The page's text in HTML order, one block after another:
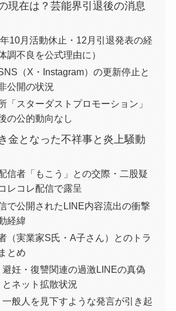
現在は？芸能界引退後の消息
10月活動休止・12月引退発表の経
調不良を公式理由に）
（X・Instagram）の更新停止と
公開の状況
「スターダストプロモーション」
の公的動向なし
金となった不祥事と炎上騒動
信者「もこう」との交際・二股疑
レコレ配信で露呈
で公開されたLINE内容流出の衝撃
経緯
（実業家S氏・A子さん）とのトラ
とめ
避妊・復讐関連の過激LINEの真偽
とネット拡散状況
一般人を見下すような発言が引き起